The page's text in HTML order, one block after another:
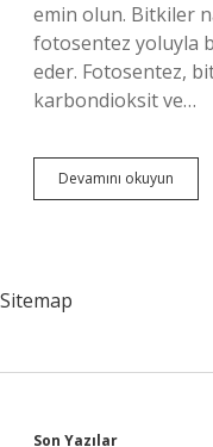
emin olun. Bitkiler
fotosentez yoluyla
eder. Fotosentez,
karbondioksit ve…
Devamını okuyun
Sitemap
Son Yazılar